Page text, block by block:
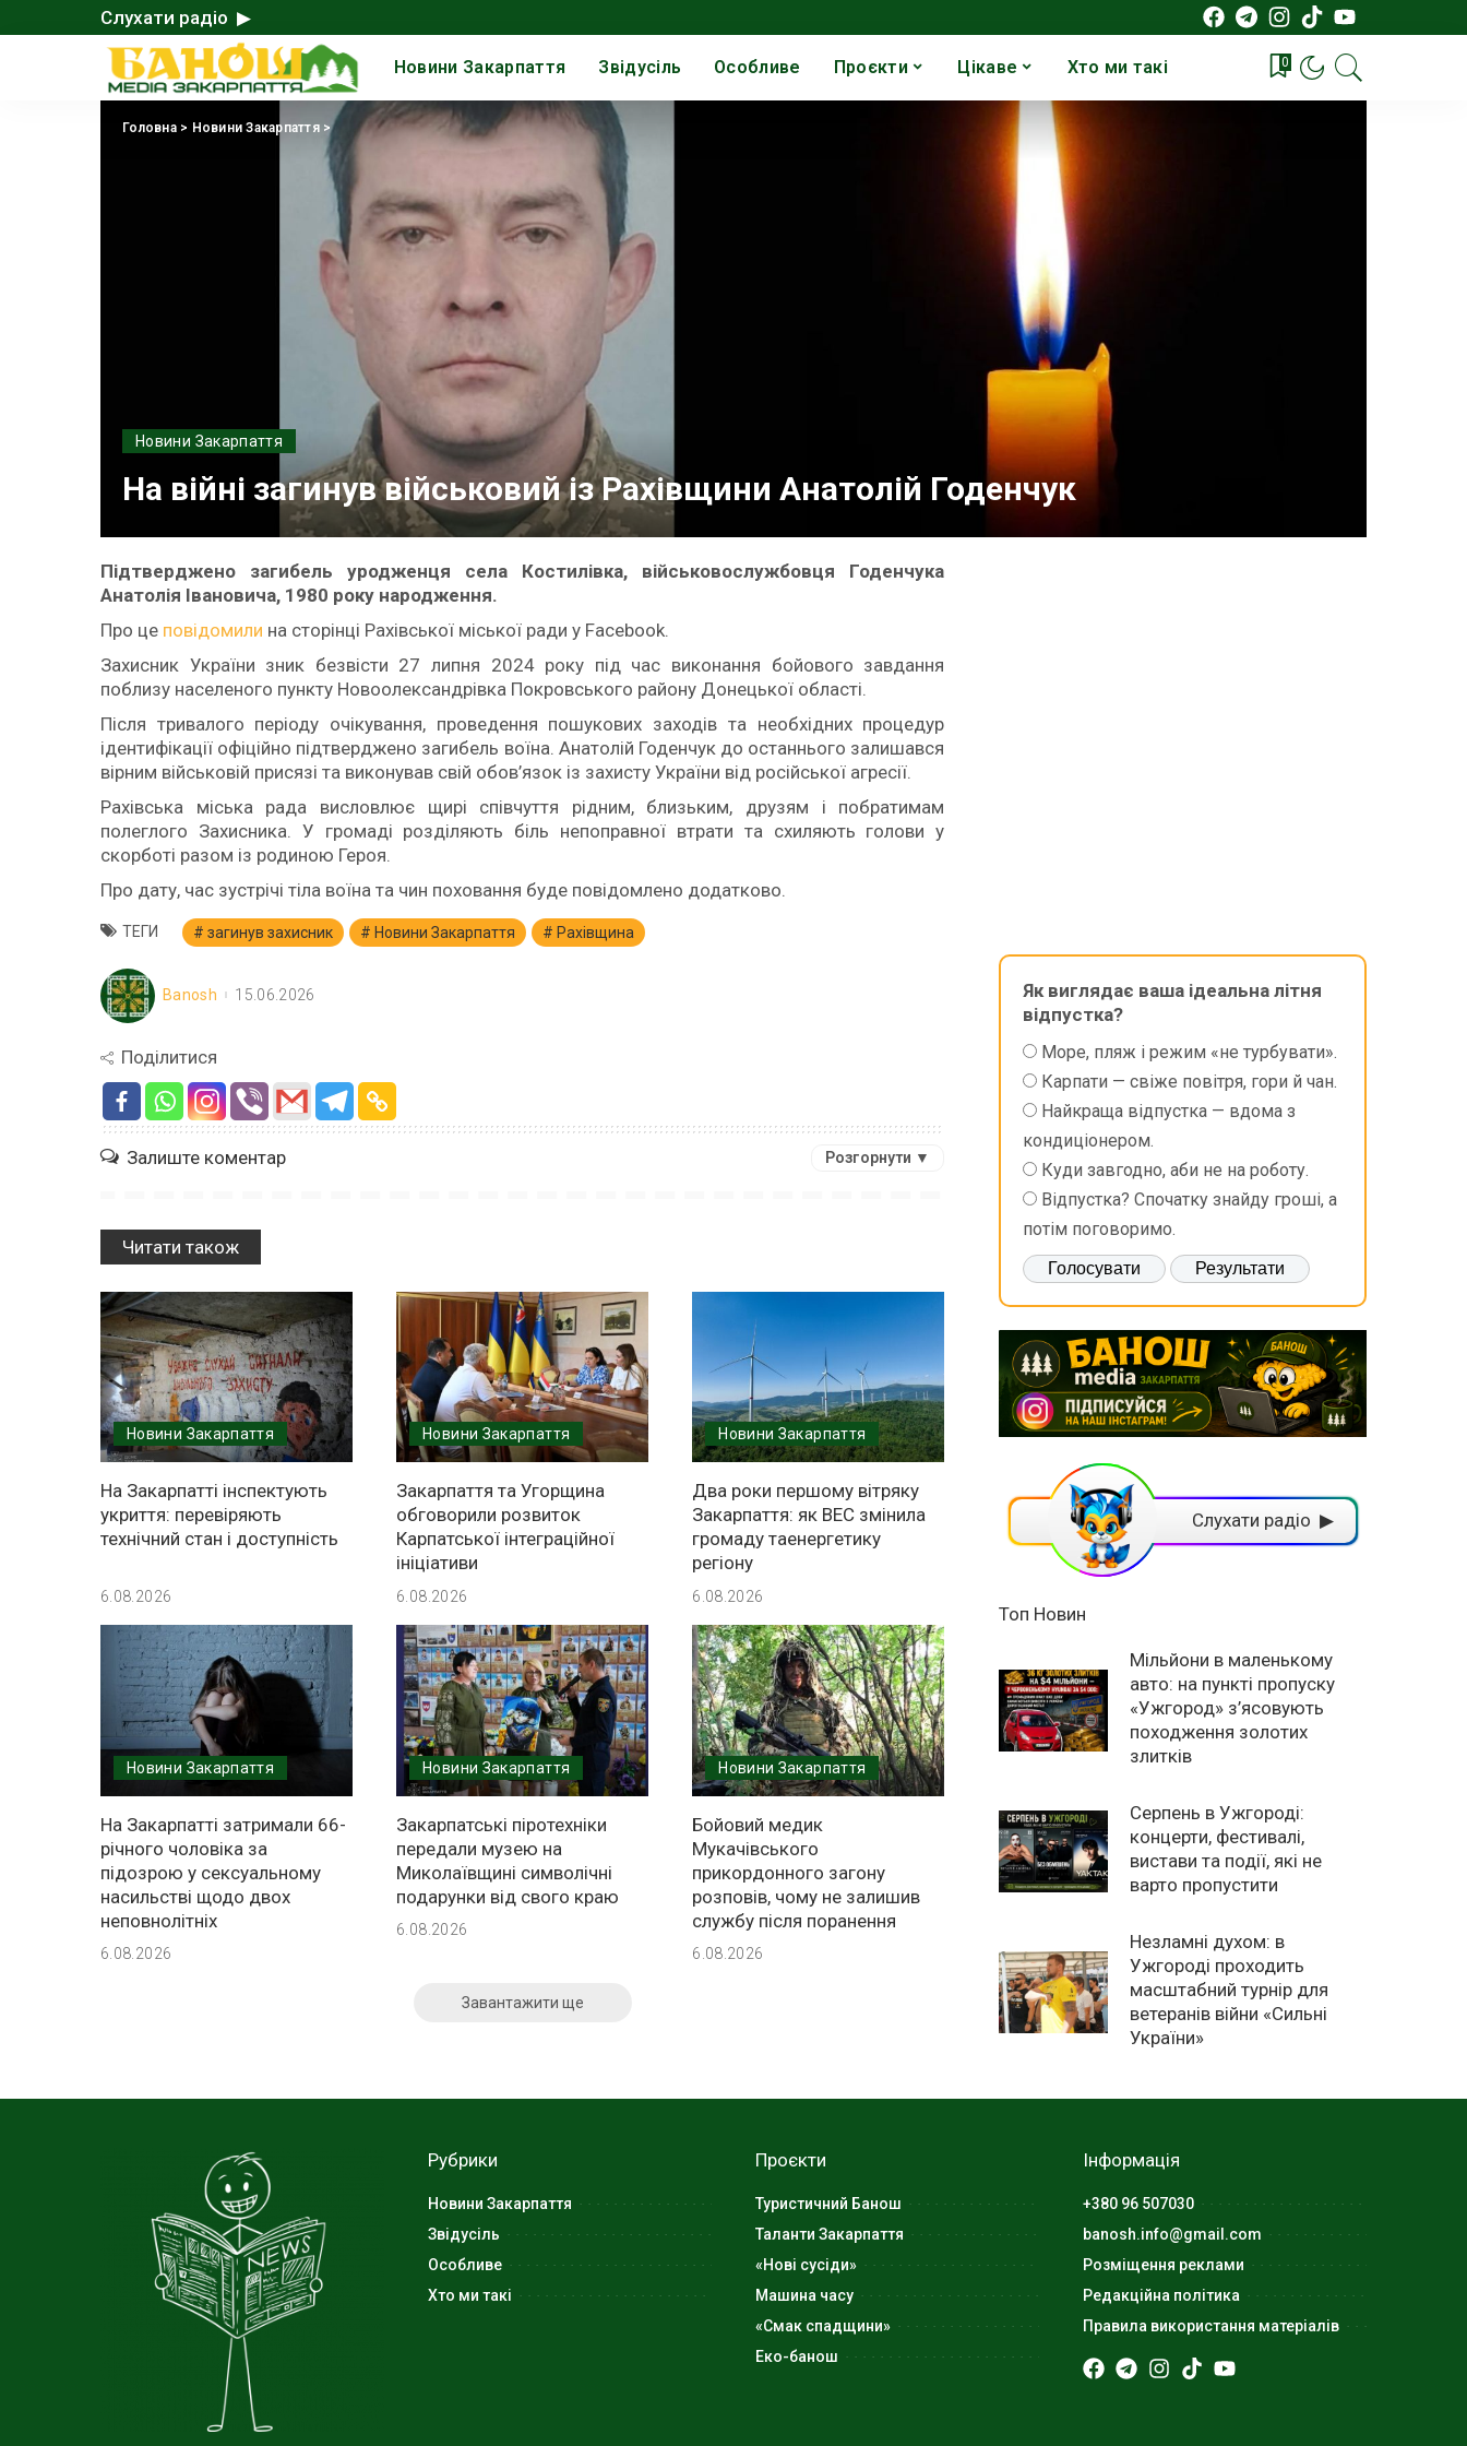
Слухати радіо ▶
Новини Закарпаття Звідусіль Особливе Проєкти Цікаве Хто ми такі 0
Головна> Новини Закарпаття>
Новини Закарпаття
На війні загинув військовий із Рахівщини Анатолій Годенчук
Підтверджено загибель уродженця села Костилівка, військовослужбовця Годенчука
Анатолія Івановича, 1980 року народження.
Про це повідомили на сторінці Рахівської міської ради у Facebook.
Захисник України зник безвісти 27 липня 2024 року під час виконання бойового завдання
поблизу населеного пункту Новоолександрівка Покровського району Донецької області.
Після тривалого періоду очікування, проведення пошукових заходів та необхідних процедур
ідентифікації офіційно підтверджено загибель воїна. Анатолій Годенчук до останнього залишався
вірним військовій присязі та виконував свій обов’язок із захисту України від російської агресії.
Рахівська міська рада висловлює щирі співчуття рідним, близьким, друзям і побратимам
полеглого Захисника. У громаді розділяють біль непоправної втрати та схиляють голови у
скорботі разом із родиною Героя.
Про дату, час зустрічі тіла воїна та чин поховання буде повідомлено додатково.
ТЕГИ загинув захисник Новини Закарпаття Рахівщина
Banosh 15.06.2026
Поділитися
Залиште коментар Розгорнути ▼
Читати також
Новини Закарпаття
На Закарпатті інспектують
укриття: перевіряють
технічний стан і доступність
6.08.2026
Новини Закарпаття
Закарпаття та Угорщина
обговорили розвиток
Карпатської інтеграційної
ініціативи
6.08.2026
Новини Закарпаття
Два роки першому вітряку
Закарпаття: як ВЕС змінила
громаду таенергетику
регіону
6.08.2026
Новини Закарпаття
На Закарпатті затримали 66-
річного чоловіка за
підозрою у сексуальному
насильстві щодо двох
неповнолітніх
6.08.2026
Новини Закарпаття
Закарпатські піротехніки
передали музею на
Миколаївщині символічні
подарунки від свого краю
6.08.2026
Новини Закарпаття
Бойовий медик
Мукачівського
прикордонного загону
розповів, чому не залишив
службу після поранення
6.08.2026
Завантажити ще
Як виглядає ваша ідеальна літня
відпустка?
Море, пляж і режим «не турбувати».
Карпати — свіже повітря, гори й чан.
Найкраща відпустка — вдома з
кондиціонером.
Куди завгодно, аби не на роботу.
Відпустка? Спочатку знайду гроші, а
потім поговоримо.
Слухати радіо ▶
Топ Новин
Мільйони в маленькому
авто: на пункті пропуску
«Ужгород» з’ясовують
походження золотих
злитків
Серпень в Ужгороді:
концерти, фестивалі,
вистави та події, які не
варто пропустити
Незламні духом: в
Ужгороді проходить
масштабний турнір для
ветеранів війни «Сильні
України»
Рубрики
Новини Закарпаття
Звідусіль
Особливе
Хто ми такі
Проєкти
Туристичний Банош
Таланти Закарпаття
«Нові сусіди»
Машина часу
«Смак спадщини»
Еко-банош
Інформація
+380 96 507030
banosh.info@gmail.com
Розміщення реклами
Редакційна політика
Правила використання матеріалів